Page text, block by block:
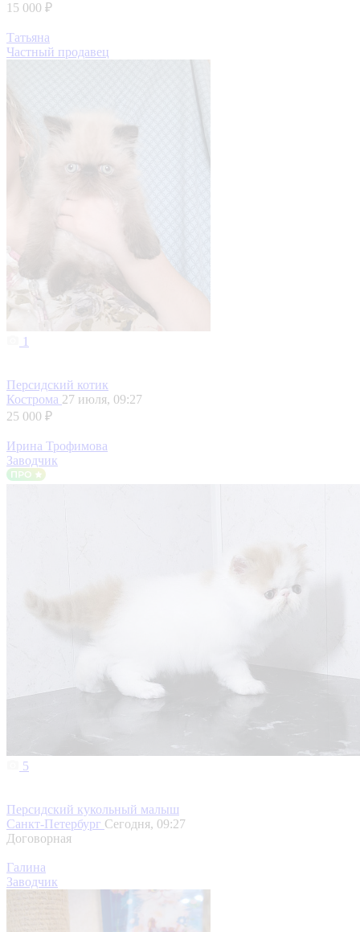
15 000 ₽
Татьяна
Частный продавец
1
Персидский котик
Кострома 27 июля, 09:27
25 000 ₽
Ирина Трофимова
Заводчик
5
Персидский кукольный малыш
Санкт-Петербург Сегодня, 09:27
Договорная
Галина
Заводчик